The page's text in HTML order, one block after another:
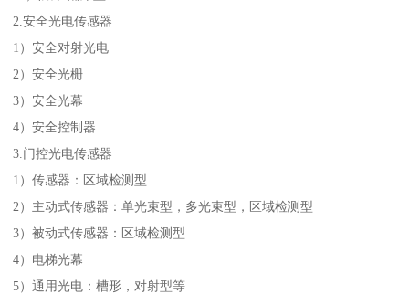
2.安全光电传感器
1）安全对射光电
2）安全光栅
3）安全光幕
4）安全控制器
3.门控光电传感器
1）传感器：区域检测型
2）主动式传感器：单光束型，多光束型，区域检测型
3）被动式传感器：区域检测型
4）电梯光幕
5）通用光电：槽形，对射型等